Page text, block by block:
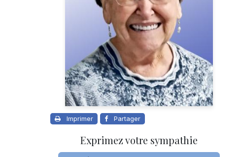
Imprimer Partager
Exprimez votre sympathie